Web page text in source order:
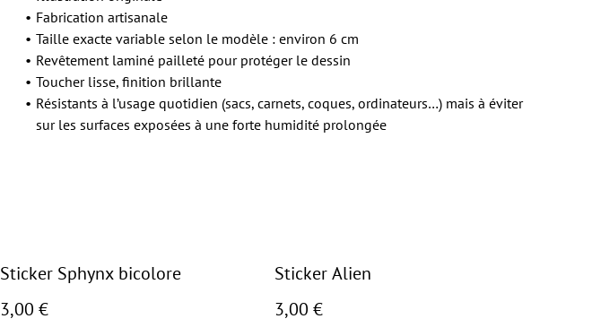
Fabrication artisanale
Taille exacte variable selon le modèle : environ 6 cm
Revêtement laminé pailleté pour protéger le dessin
Toucher lisse, finition brillante
Résistants à l’usage quotidien (sacs, carnets, coques, ordinateurs…) mais à éviter
sur les surfaces exposées à une forte humidité prolongée
Sticker Sphynx bicolore
3,00 €
Sticker Alien
3,00 €